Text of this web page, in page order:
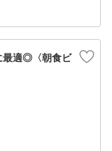
最適◎〈朝食ビ